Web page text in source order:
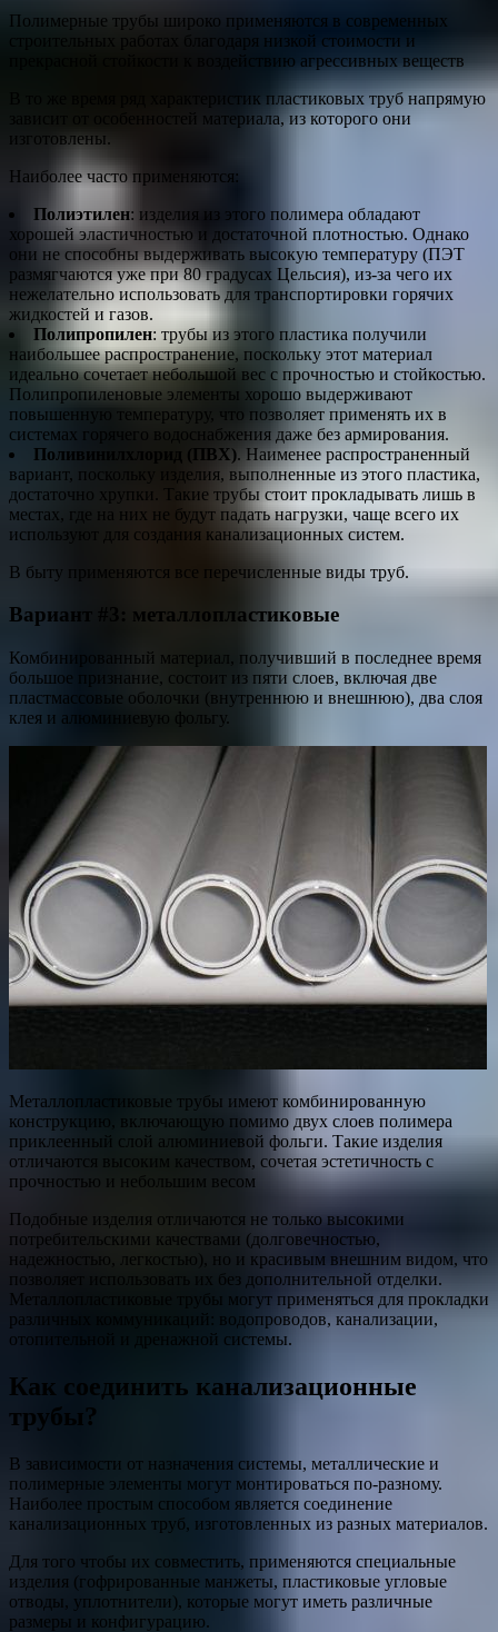
Полимерные трубы широко применяются в современных
строительных работах благодаря низкой стоимости и
прекрасной стойкости к воздействию агрессивных веществ
В то же время ряд характеристик пластиковых труб напрямую
зависит от особенностей материала, из которого они
изготовлены.
Наиболее часто применяются:
Полиэтилен: изделия из этого полимера обладают
хорошей эластичностью и достаточной плотностью. Однако
они не способны выдерживать высокую температуру (ПЭТ
размягчаются уже при 80 градусах Цельсия), из-за чего их
нежелательно использовать для транспортировки горячих
жидкостей и газов.
Полипропилен: трубы из этого пластика получили
наибольшее распространение, поскольку этот материал
идеально сочетает небольшой вес с прочностью и стойкостью.
Полипропиленовые элементы хорошо выдерживают
повышенную температуру, что позволяет применять их в
системах горячего водоснабжения даже без армирования.
Поливинилхлорид (ПВХ). Наименее распространенный
вариант, поскольку изделия, выполненные из этого пластика,
достаточно хрупки. Такие трубы стоит прокладывать лишь в
местах, где на них не будут падать нагрузки, чаще всего их
используют для создания канализационных систем.
В быту применяются все перечисленные виды труб.
Вариант #3: металлопластиковые
Комбинированный материал, получивший в последнее время
большое признание, состоит из пяти слоев, включая две
пластмассовые оболочки (внутреннюю и внешнюю), два слоя
клея и алюминиевую фольгу.
Металлопластиковые трубы имеют комбинированную
конструкцию, включающую помимо двух слоев полимера
приклеенный слой алюминиевой фольги. Такие изделия
отличаются высоким качеством, сочетая эстетичность с
прочностью и небольшим весом
Подобные изделия отличаются не только высокими
потребительскими качествами (долговечностью,
надежностью, легкостью), но и красивым внешним видом, что
позволяет использовать их без дополнительной отделки.
Металлопластиковые трубы могут применяться для прокладки
различных коммуникаций: водопроводов, канализации,
отопительной и дренажной системы.
Как соединить канализационные
трубы?
В зависимости от назначения системы, металлические и
полимерные элементы могут монтироваться по-разному.
Наиболее простым способом является соединение
канализационных труб, изготовленных из разных материалов.
Для того чтобы их совместить, применяются специальные
изделия (гофрированные манжеты, пластиковые угловые
отводы, уплотнители), которые могут иметь различные
размеры и конфигурацию.